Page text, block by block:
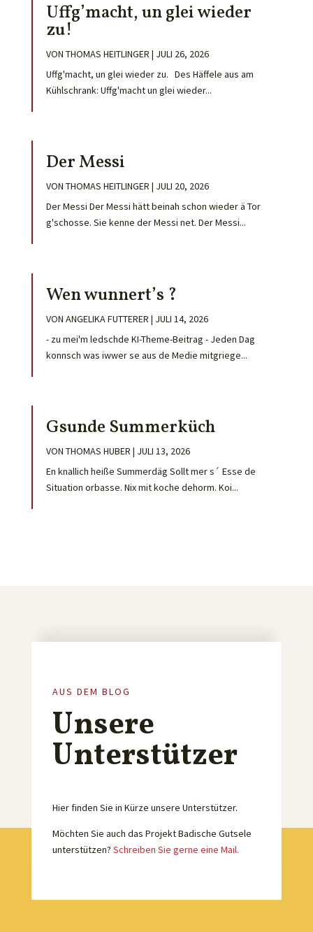
Uffg’macht, un glei wieder
zu!
VON THOMAS HEITLINGER | JULI 26, 2026
Uffg'macht, un glei wieder zu. Des Häffele aus am
Kühlschrank: Uffg'macht un glei wieder...
Der Messi
VON THOMAS HEITLINGER | JULI 20, 2026
Der Messi Der Messi hätt beinah schon wieder ä Tor
g'schosse. Sie kenne der Messi net. Der Messi...
Wen wunnert’s ?
VON ANGELIKA FUTTERER | JULI 14, 2026
- zu mei'm ledschde KI-Theme-Beitrag - Jeden Dag
konnsch was iwwer se aus de Medie mitgriege...
Gsunde Summerküch
VON THOMAS HUBER | JULI 13, 2026
En knallich heiße Summerdäg Sollt mer s´ Esse de
Situation orbasse. Nix mit koche dehorm. Koi...
AUS DEM BLOG
Unsere
Unterstützer
Hier finden Sie in Kürze unsere Unterstützer.
Möchten Sie auch das Projekt Badische Gutsele
unterstützen? Schreiben Sie gerne eine Mail.